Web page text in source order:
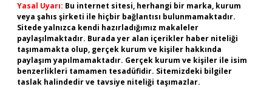
Yasal Uyarı: Bu internet sitesi, herhangi bir marka, kurum
veya şahıs şirketi ile hiçbir bağlantısı bulunmamaktadır.
Sitede yalnızca kendi hazırladığımız makaleler
paylaşılmaktadır. Burada yer alan içerikler haber niteliği
taşımamakta olup, gerçek kurum ve kişiler hakkında
paylaşım yapılmamaktadır. Gerçek kurum ve kişiler ile isim
benzerlikleri tamamen tesadüfidir. Sitemizdeki bilgiler
taslak halindedir ve tavsiye niteliği taşımazlar.